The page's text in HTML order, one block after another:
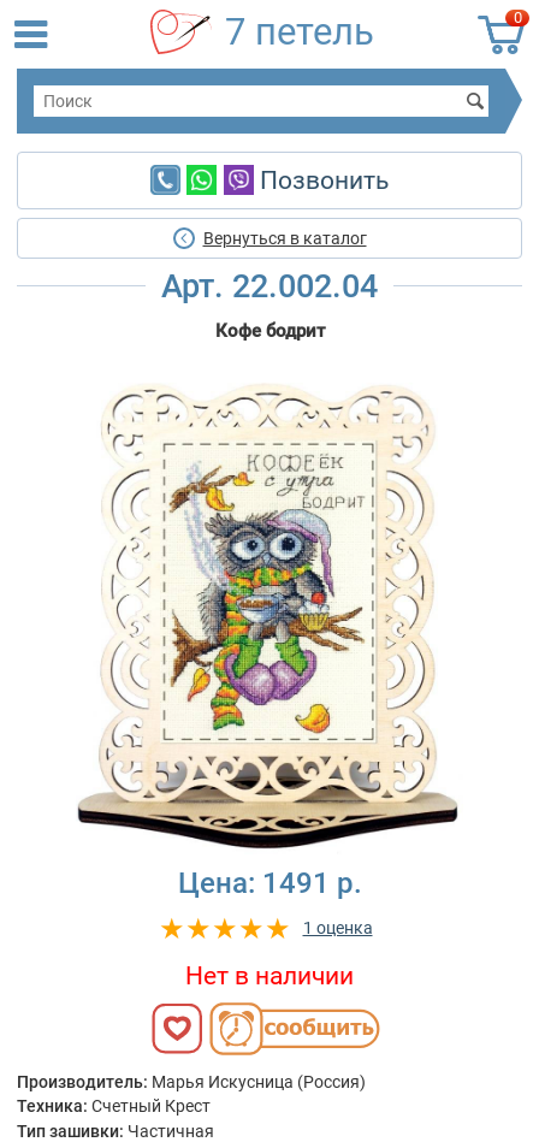
0
7 петель
Позвонить
Вернуться в каталог
Арт. 22.002.04
Кофе бодрит
Цена: 1491 р.
1 оценка
Нет в наличии
Производитель: Марья Искусница (Россия)
Техника: Счетный Крест
Тип зашивки: Частичная